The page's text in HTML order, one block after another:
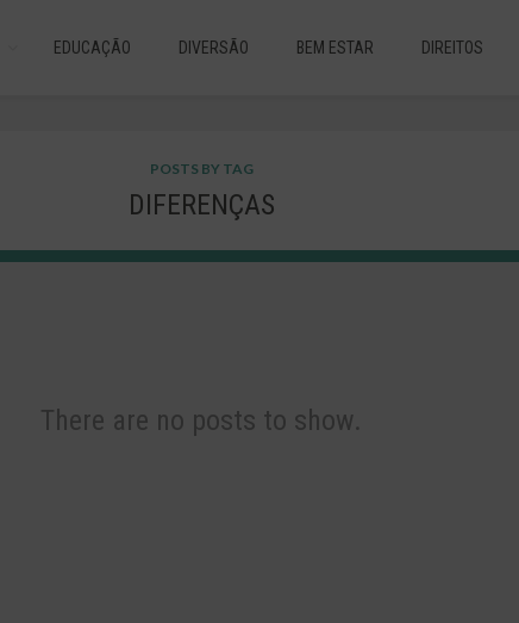
EDUCAÇÃO DIVERSÃO BEM ESTAR DIREITOS
POSTS BY TAG
DIFERENÇAS
There are no posts to show.